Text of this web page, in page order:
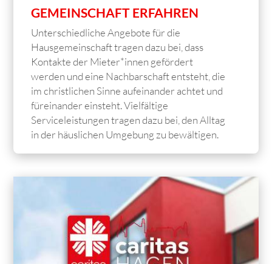
GEMEINSCHAFT ERFAHREN
Unterschiedliche Angebote für die
Hausgemeinschaft tragen dazu bei, dass
Kontakte der Mieter*innen gefördert
werden und eine Nachbarschaft entsteht, die
im christlichen Sinne aufeinander achtet und
füreinander einsteht. Vielfältige
Serviceleistungen tragen dazu bei, den Alltag
in der häuslichen Umgebung zu bewältigen.